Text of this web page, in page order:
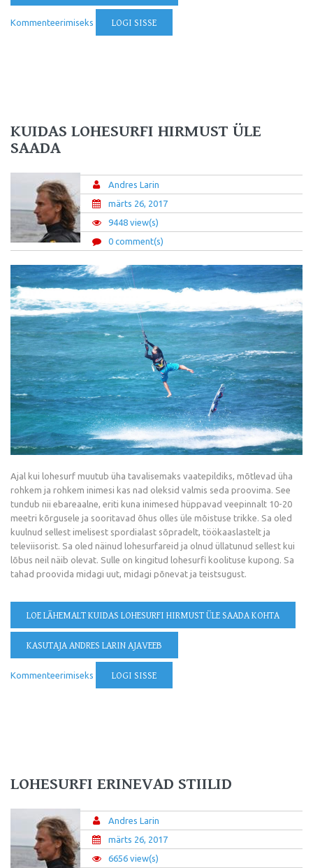
Kommenteerimiseks LOGI SISSE
KUIDAS LOHESURFI HIRMUST ÜLE
SAADA
Andres Larin
märts 26, 2017
9448 view(s)
0 comment(s)
Ajal kui lohesurf muutub üha tavalisemaks vaatepildiks, mõtlevad üha
rohkem ja rohkem inimesi kas nad oleksid valmis seda proovima. See
tundub nii ebareaalne, eriti kuna inimesed hüppavad veepinnalt 10-20
meetri kõrgusele ja sooritavad õhus olles üle mõistuse trikke. Sa oled
kuulnud sellest imelisest spordialast sõpradelt, töökaaslastelt ja
televiisorist. Sa oled näinud lohesurfareid ja olnud üllatunud sellest kui
lõbus neil näib olevat. Sulle on kingitud lohesurfi koolituse kupong. Sa
tahad proovida midagi uut, midagi põnevat ja teistsugust.
LOE LÄHEMALTKUIDAS LOHESURFI HIRMUST ÜLE SAADA KOHTA
KASUTAJA ANDRES LARIN AJAVEEB
Kommenteerimiseks LOGI SISSE
LOHESURFI ERINEVAD STIILID
Andres Larin
märts 26, 2017
6656 view(s)